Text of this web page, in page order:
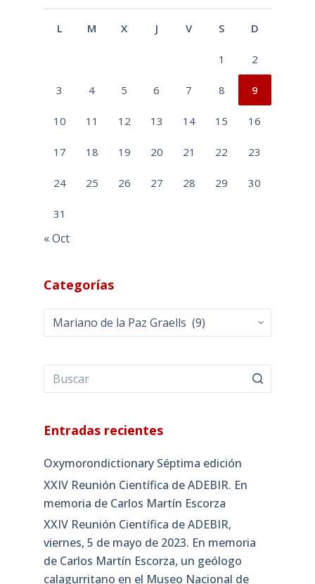
L M X J V S D
1 2
3 4 5 6 7 8 9
10 11 12 13 14 15 16
17 18 19 20 21 22 23
24 25 26 27 28 29 30
31
« Oct
Categorías
Categorías
Entradas recientes
Oxymorondictionary Séptima edición
XXIV Reunión Científica de ADEBIR. En
memoria de Carlos Martín Escorza
XXIV Reunión Científica de ADEBIR,
viernes, 5 de mayo de 2023. En memoria
de Carlos Martín Escorza, un geólogo
calagurritano en el Museo Nacional de